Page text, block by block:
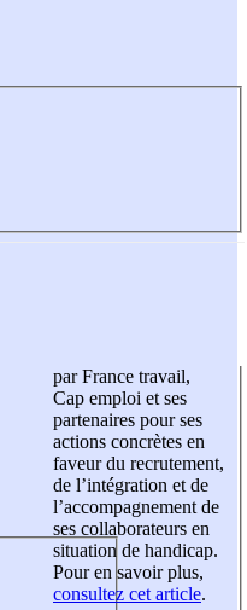
par France travail,
Cap emploi et ses
partenaires pour ses
actions concrètes en
faveur du recrutement,
de l’intégration et de
l’accompagnement de
ses collaborateurs en
situation de handicap.
Pour en savoir plus,
consultez cet article.